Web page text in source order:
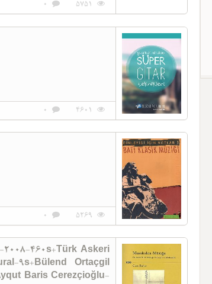
5751
0
4601
0
5269
0
2008-460s+Türk Askeri
9s+Bülend Ortaçgil
Baris Cerezçioğlu-